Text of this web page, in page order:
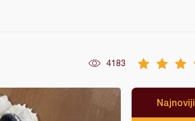
4183
Najnoviji